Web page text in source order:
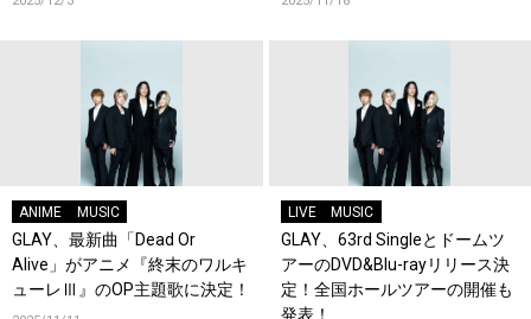
ANIME MUSIC
GLAY、最新曲「Dead Or
Alive」がアニメ『終末のワルキ
ューレⅢ』のOP主題歌に決定！
LIVE MUSIC
GLAY、63rd Singleとドームツ
アーのDVD&Blu-rayリリース決
定！全国ホールツアーの開催も
発表！